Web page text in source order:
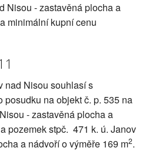
Nisou - zastavěná plocha a
minimální kupní cenu
nad Nisou souhlasí s
na objekt č. p. 535 na
- zastavěná plocha a
a pozemek stpč. 471 k. ú. Janov
a nádvoří o výměře 169 m2.